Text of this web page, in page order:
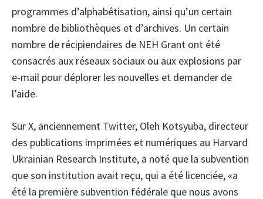
programmes d’alphabétisation, ainsi qu’un certain
nombre de bibliothèques et d’archives. Un certain
nombre de récipiendaires de NEH Grant ont été
consacrés aux réseaux sociaux ou aux explosions par
e-mail pour déplorer les nouvelles et demander de
l’aide.
Sur X, anciennement Twitter, Oleh Kotsyuba, directeur
des publications imprimées et numériques au Harvard
Ukrainian Research Institute, a noté que la subvention
que son institution avait reçu, qui a été licenciée, «a
été la première subvention fédérale que nous avons